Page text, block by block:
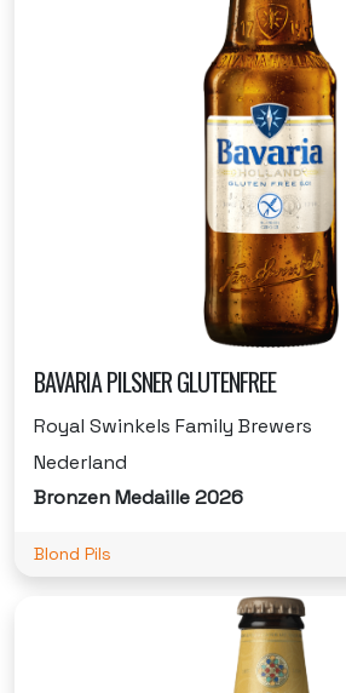
BAVARIA PILSNER GLUTENFREE
Royal Swinkels Family Brewers
Nederland
Bronzen Medaille 2026
Blond Pils